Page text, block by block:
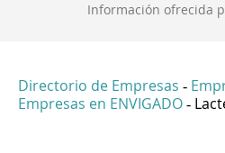
Información ofrecida
Directorio de Empresas -
Empresas en ENVIGADO -